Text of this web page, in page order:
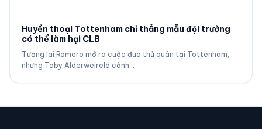
Huyền thoại Tottenham chỉ thẳng mẫu đội trưởng
có thể làm hại CLB
Tương lai Romero mở ra cuộc đua thủ quân tại Tottenham,
nhưng Toby Alderweireld cảnh…